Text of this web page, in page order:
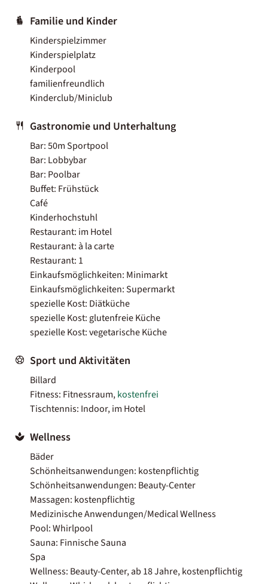
Familie und Kinder
Kinderspielzimmer
Kinderspielplatz
Kinderpool
familienfreundlich
Kinderclub/Miniclub
Gastronomie und Unterhaltung
Bar: 50m Sportpool
Bar: Lobbybar
Bar: Poolbar
Buffet: Frühstück
Café
Kinderhochstuhl
Restaurant: im Hotel
Restaurant: à la carte
Restaurant: 1
Einkaufsmöglichkeiten: Minimarkt
Einkaufsmöglichkeiten: Supermarkt
spezielle Kost: Diätküche
spezielle Kost: glutenfreie Küche
spezielle Kost: vegetarische Küche
Sport und Aktivitäten
Billard
Fitness: Fitnessraum,kostenfrei
Tischtennis: Indoor, im Hotel
Wellness
Bäder
Schönheitsanwendungen: kostenpflichtig
Schönheitsanwendungen: Beauty-Center
Massagen: kostenpflichtig
Medizinische Anwendungen/Medical Wellness
Pool: Whirlpool
Sauna: Finnische Sauna
Spa
Wellness: Beauty-Center, ab 18 Jahre, kostenpflichtig